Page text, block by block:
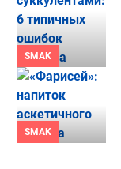
SMAK
SMAK